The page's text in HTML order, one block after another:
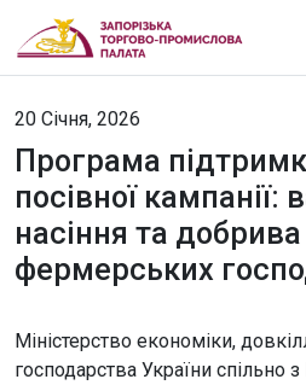
20 Січня, 2026
Програма
посівної кампанії:
насіння та
фермерських
Міністерство економіки,
господарства України спільно